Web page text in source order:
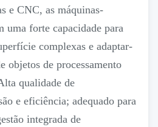
e CNC, as máquinas-
uma forte capacidade para
complexas e adaptar-
objetos de processamento
qualidade de
e eficiência; adequado para
integrada de